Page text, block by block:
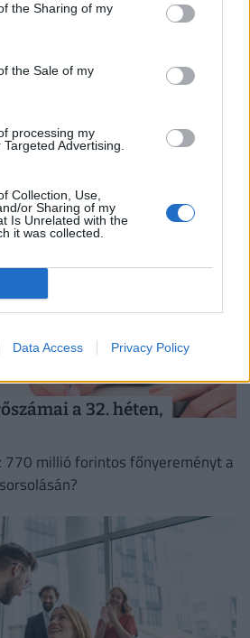
the Sharing of my
the Sale of my
processing my
Advertising.
Collection, Use,
or Sharing of my
Is Unrelated with the
it was collected.
Data Access Privacy Policy
melyik nemzet lett
82 különböző országból
Budapestre a Sziget Fesztivál
a 32. héten,
770 millió forintos főnyereményt a